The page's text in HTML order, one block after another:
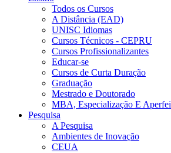
Todos os Cursos
A Distância (EAD)
UNISC Idiomas
Cursos Técnicos - CEPRU
Cursos Profissionalizantes
Educar-se
Cursos de Curta Duração
Graduação
Mestrado e Doutorado
MBA, Especialização E
Pesquisa
A Pesquisa
Ambientes de Inovação
CEUA